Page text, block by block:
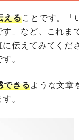
えることです。「
」など、これま
伝えてみてくだ
。
できるような文章
。